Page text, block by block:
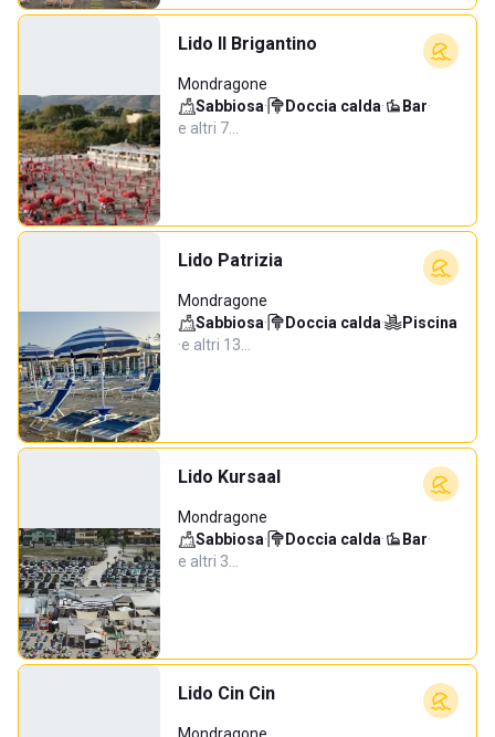
Lido Il Brigantino
Mondragone
Sabbiosa· Doccia calda· Bar·
e altri 7…
Lido Patrizia
Mondragone
Sabbiosa· Doccia calda·
Piscina
·e altri 13…
Lido Kursaal
Mondragone
Sabbiosa· Doccia calda· Bar·
e altri 3…
Lido Cin Cin